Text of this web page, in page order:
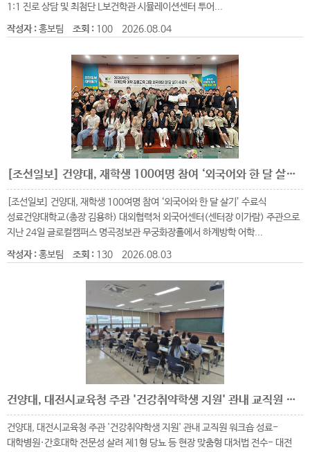
1:1 진로 상담 및 최첨단 L보건학관 시뮬레이션센터 투어...
작성자 :홍보팀 조회 : 100 2026.08.04
[조선일보] 건양대, 재학생 100여명 참여 ‘외국어와 한 달 살기’ 수료식 성료
[조선일보] 건양대, 재학생 100여명 참여 ‘외국어와 한 달 살기’ 수료식
성료건양대학교(총장 김용하) 대외협력처 외국어센터(센터장 이가람) 주관으로
지난 24일 글로컬캠퍼스 명곡정보관 무궁화장홀에서 하계방학 어학...
작성자 :홍보팀 조회 : 130 2026.08.03
건양대, 대전시교육청 주관 '건강취약학생 지원' 관내 교직원 워크숍 성료
건양대, 대전시교육청 주관 '건강취약학생 지원' 관내 교직원 워크숍 성료-
대학병원·간호대학 전문성 살려 제1형 당뇨 등 현장 맞춤형 대처법 전수- 대전